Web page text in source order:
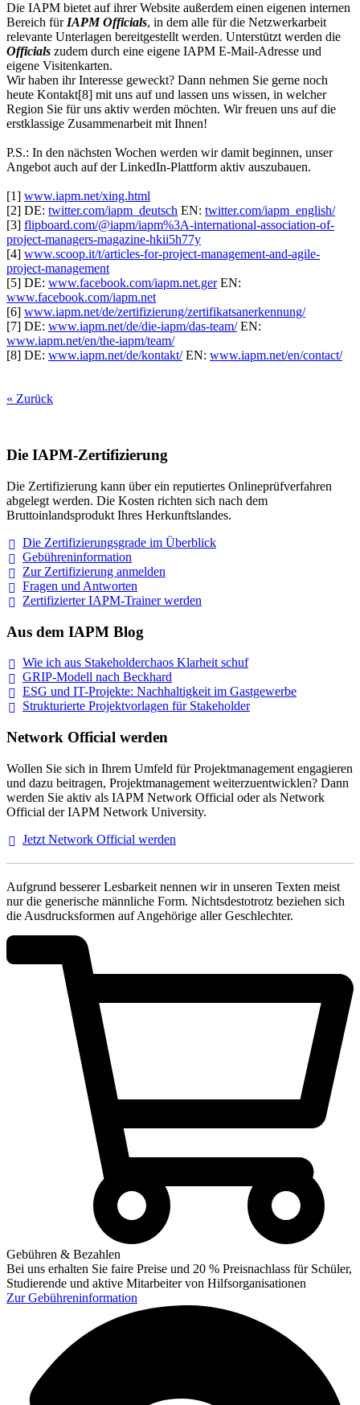
Die IAPM bietet auf ihrer Website außerdem einen eigenen internen
Bereich für IAPM Officials, in dem alle für die Netzwerkarbeit
relevante Unterlagen bereitgestellt werden. Unterstützt werden die
Officials zudem durch eine eigene IAPM E-Mail-Adresse und
eigene Visitenkarten.
Wir haben ihr Interesse geweckt? Dann nehmen Sie gerne noch
heute Kontakt[8] mit uns auf und lassen uns wissen, in welcher
Region Sie für uns aktiv werden möchten. Wir freuen uns auf die
erstklassige Zusammenarbeit mit Ihnen!
P.S.: In den nächsten Wochen werden wir damit beginnen, unser
Angebot auch auf der LinkedIn-Plattform aktiv auszubauen.
[1] www.iapm.net/xing.html
[2] DE: twitter.com/iapm_deutsch EN: twitter.com/iapm_english/
[3] flipboard.com/@iapm/iapm%3A-international-association-of-
project-managers-magazine-hkii5h77y
[4] www.scoop.it/t/articles-for-project-management-and-agile-
project-management
[5] DE: www.facebook.com/iapm.net.gerEN:
www.facebook.com/iapm.net
[6] www.iapm.net/de/zertifizierung/zertifikatsanerkennung/
[7] DE: www.iapm.net/de/die-iapm/das-team/EN:
www.iapm.net/en/the-iapm/team/
[8] DE: www.iapm.net/de/kontakt/EN: www.iapm.net/en/contact/
« Zurück
Die IAPM-Zertifizierung
Die Zertifizierung kann über ein reputiertes Onlineprüfverfahren
abgelegt werden. Die Kosten richten sich nach dem
Bruttoinlandsprodukt Ihres Herkunftslandes.
Die Zertifizierungsgrade im Überblick
Gebühreninformation
Zur Zertifizierung anmelden
Fragen und Antworten
Zertifizierter IAPM-Trainerwerden
Aus dem IAPM Blog
Wie ich aus Stakeholderchaos Klarheit schuf
GRIP-Modell nach Beckhard
ESG und IT-Projekte: Nachhaltigkeit im Gastgewerbe
Strukturierte Projektvorlagen für Stakeholder
Network Official werden
Wollen Sie sich in Ihrem Umfeld für Projektmanagement engagieren
und dazu beitragen, Projektmanagement weiterzuentwicklen? Dann
werden Sie aktiv als IAPM Network Official oder als Network
Official der IAPM Network University.
Jetzt Network Official werden
Aufgrund besserer Lesbarkeit nennen wir in unseren Texten meist
nur die generische männliche Form. Nichtsdestotrotz beziehen sich
die Ausdrucksformen auf Angehörige aller Geschlechter.
Gebühren & Bezahlen
Bei uns erhalten Sie faire Preise und 20 % Preisnachlass für Schüler,
Studierende und aktive Mitarbeiter von Hilfsorganisationen
ZurGebühreninformation